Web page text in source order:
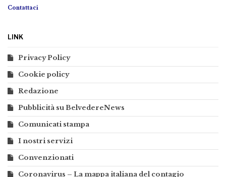
Contattaci
LINK
Privacy Policy
Cookie policy
Redazione
Pubblicità su BelvedereNews
Comunicati stampa
I nostri servizi
Convenzionati
Coronavirus – La mappa italiana del contagio